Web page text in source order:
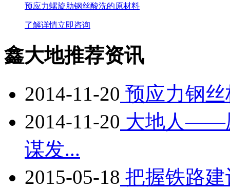
预应力螺旋肋钢丝酸洗的原材料
了解详情立即咨询
鑫大地推荐资讯
2014-11-20 预应力钢
2014-11-20 大地人——
谋发...
2015-05-18 把握铁路